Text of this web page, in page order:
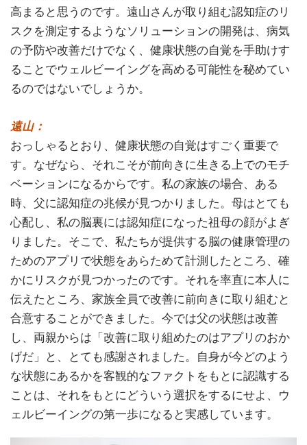
高まると思うのです。遠山さんが取り組む認知症のリ
スクを測定するようなソリューションの開発は、病気
の予防や改善だけでなく、健康状態の自覚を手助けす
ることでウェルビーイングを高める可能性を秘めてい
るのではないでしょうか。
遠山：
おっしゃるとおり、健康状態の自覚はすごく重要で
す。なぜなら、それこそが前向きに生きる上でのモチ
ベーションになるからです。私の家族の場合、ある
時、父に認知症の兆候が見つかりました。母はとても
心配し、私の脳裏には認知症になった祖母の顔がよぎ
りました。そこで、私たちが提供する脳の健康管理の
ためのアプリで状態をあらためて計測したところ、確
かにリスクが見つかったのです。それを率直に本人に
伝えたところ、家族全員で改善に前向きに取り組むと
合意することができました。今では父の状態は改善
し、両親からは「改善に取り組めたのはアプリのおか
げだ」と、とても感謝されました。自身が今どのよう
な状態にあるかを客観的なファクトをもとに認識する
ことは、それをもとにどういう選択をするにせよ、ウ
ェルビーイングの第一歩になると実感しています。